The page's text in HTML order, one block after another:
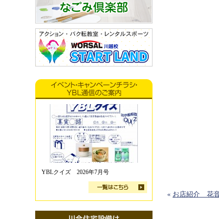
« お店紹介 花
YBLクイズ 2026年7月号